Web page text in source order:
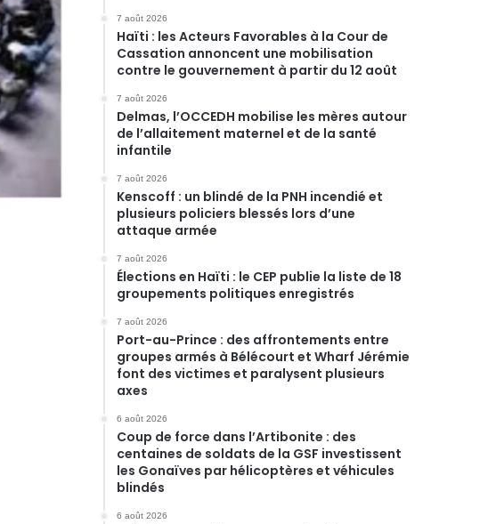
7 août 2026
Haïti : les Acteurs Favorables à la Cour de
Cassation annoncent une mobilisation
contre le gouvernement à partir du 12 août
7 août 2026
Delmas, l’OCCEDH mobilise les mères autour
de l’allaitement maternel et de la santé
infantile
7 août 2026
Kenscoff : un blindé de la PNH incendié et
plusieurs policiers blessés lors d’une
attaque armée
7 août 2026
Élections en Haïti : le CEP publie la liste de 18
groupements politiques enregistrés
7 août 2026
Port-au-Prince : des affrontements entre
groupes armés à Bélécourt et Wharf Jérémie
font des victimes et paralysent plusieurs
axes
6 août 2026
Coup de force dans l’Artibonite : des
centaines de soldats de la GSF investissent
les Gonaïves par hélicoptères et véhicules
blindés
6 août 2026